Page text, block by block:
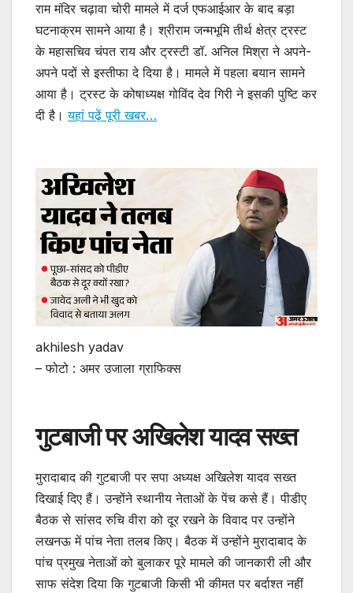
राम मंदिर चढ़ावा चोरी मामले में दर्ज एफआईआर के बाद बड़ा
घटनाक्रम सामने आया है। श्रीराम जन्मभूमि तीर्थ क्षेत्र ट्रस्ट
के महासचिव चंपत राय और ट्रस्टी डॉ. अनिल मिश्रा ने अपने-
अपने पदों से इस्तीफा दे दिया है। मामले में पहला बयान सामने
आया है। ट्रस्ट के कोषाध्यक्ष गोविंद देव गिरी ने इसकी पुष्टि कर
दी है।यहां पढ़ें पूरी खबर…
akhilesh yadav
– फोटो : अमर उजाला ग्राफिक्स
गुटबाजी पर अखिलेश यादव सख्त
मुरादाबाद की गुटबाजी पर सपा अध्यक्ष अखिलेश यादव सख्त
दिखाई दिए हैं। उन्होंने स्थानीय नेताओं के पेंच कसे हैं। पीडीए
बैठक से सांसद रुचि वीरा को दूर रखने के विवाद पर उन्होंने
लखनऊ में पांच नेता तलब किए। बैठक में उन्होंने मुरादाबाद के
पांच प्रमुख नेताओं को बुलाकर पूरे मामले की जानकारी ली और
साफ संदेश दिया कि गुटबाजी किसी भी कीमत पर बर्दाश्त नहीं